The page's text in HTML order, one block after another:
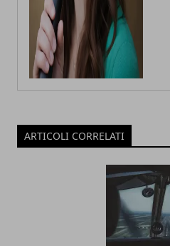
ARTICOLI CORRELATI